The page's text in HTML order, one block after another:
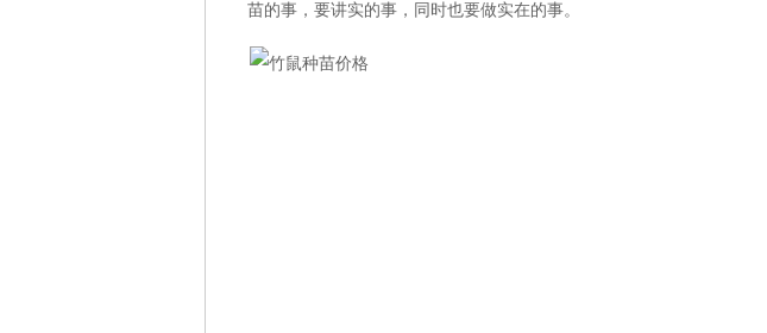
苗的事，要讲实的事，同时也要做实在的事。